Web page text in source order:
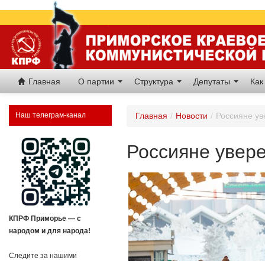
Главная О партии Структура Депутаты
Наш телеграм-канал
КПРФ Приморье — с
народом и для народа!
Следите за нашими
Главная / Новости / Россияне
Россияне